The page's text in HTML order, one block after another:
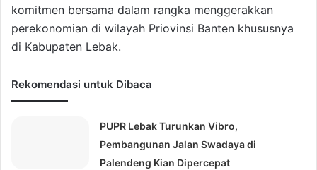
komitmen bersama dalam rangka menggerakkan
perekonomian di wilayah Priovinsi Banten khususnya
di Kabupaten Lebak.
Rekomendasi untuk Dibaca
PUPR Lebak Turunkan Vibro,
Pembangunan Jalan Swadaya di
Palendeng Kian Dipercepat